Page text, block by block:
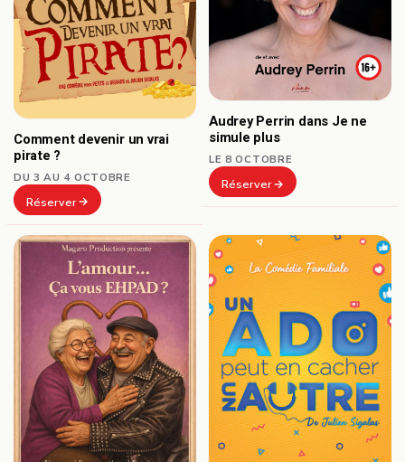
Comment devenir un vrai
pirate ?
DU 3 AU 4 OCTOBRE
Réserver
Audrey Perrin dans Je ne
simule plus
LE 8 OCTOBRE
Réserver